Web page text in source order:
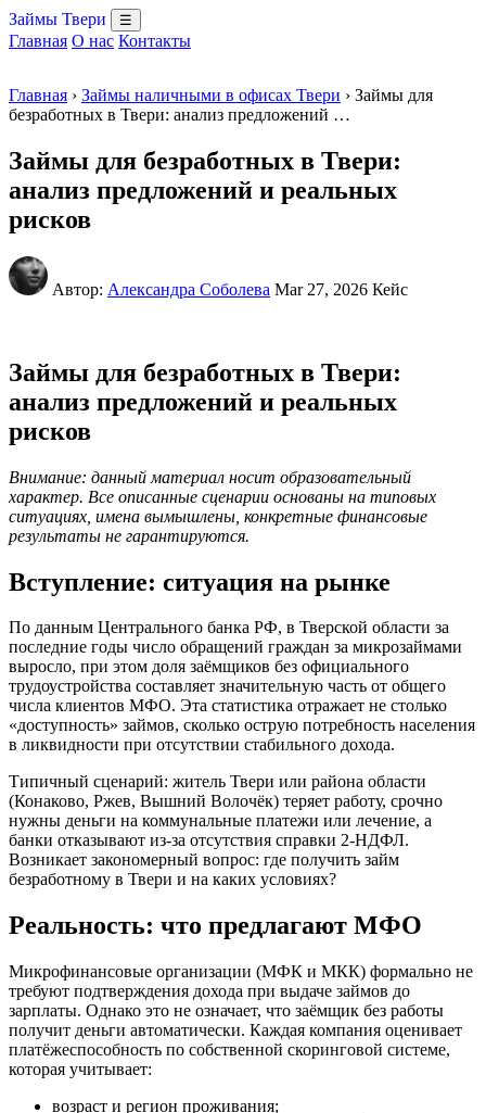
Займы Твери ☰
Главная О нас Контакты
Главная › Займы наличными в офисах Твери › Займы для
безработных в Твери: анализ предложений …
Займы для безработных в Твери:
анализ предложений и реальных
рисков
Автор: Александра Соболева Mar 27, 2026 Кейс
Займы для безработных в Твери:
анализ предложений и реальных
рисков
Внимание: данный материал носит образовательный
характер. Все описанные сценарии основаны на типовых
ситуациях, имена вымышлены, конкретные финансовые
результаты не гарантируются.
Вступление: ситуация на рынке
По данным Центрального банка РФ, в Тверской области за
последние годы число обращений граждан за микрозаймами
выросло, при этом доля заёмщиков без официального
трудоустройства составляет значительную часть от общего
числа клиентов МФО. Эта статистика отражает не столько
«доступность» займов, сколько острую потребность населения
в ликвидности при отсутствии стабильного дохода.
Типичный сценарий: житель Твери или района области
(Конаково, Ржев, Вышний Волочёк) теряет работу, срочно
нужны деньги на коммунальные платежи или лечение, а
банки отказывают из-за отсутствия справки 2-НДФЛ.
Возникает закономерный вопрос: где получить займ
безработному в Твери и на каких условиях?
Реальность: что предлагают МФО
Микрофинансовые организации (МФК и МКК) формально не
требуют подтверждения дохода при выдаче займов до
зарплаты. Однако это не означает, что заёмщик без работы
получит деньги автоматически. Каждая компания оценивает
платёжеспособность по собственной скоринговой системе,
которая учитывает:
возраст и регион проживания;